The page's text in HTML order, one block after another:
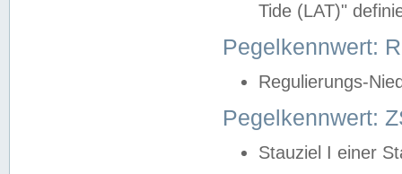
Tide (LAT)"
Pegelkennwert:
Regulierungs-
Pegelkennwert:
Stauziel I einer